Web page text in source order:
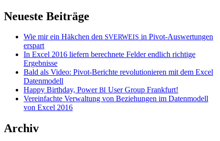
Neueste Beiträge
Wie mir ein Häkchen den SVERWEIS in Pivot-Auswertungen
erspart
In Excel 2016 liefern berechnete Felder endlich richtige
Ergebnisse
Bald als Video: Pivot-Berichte revolutionieren mit dem Excel
Datenmodell
Happy Birthday, PowerBI User Group Frankfurt!
Vereinfachte Verwaltung von Beziehungen im Datenmodell
von Excel 2016
Archiv